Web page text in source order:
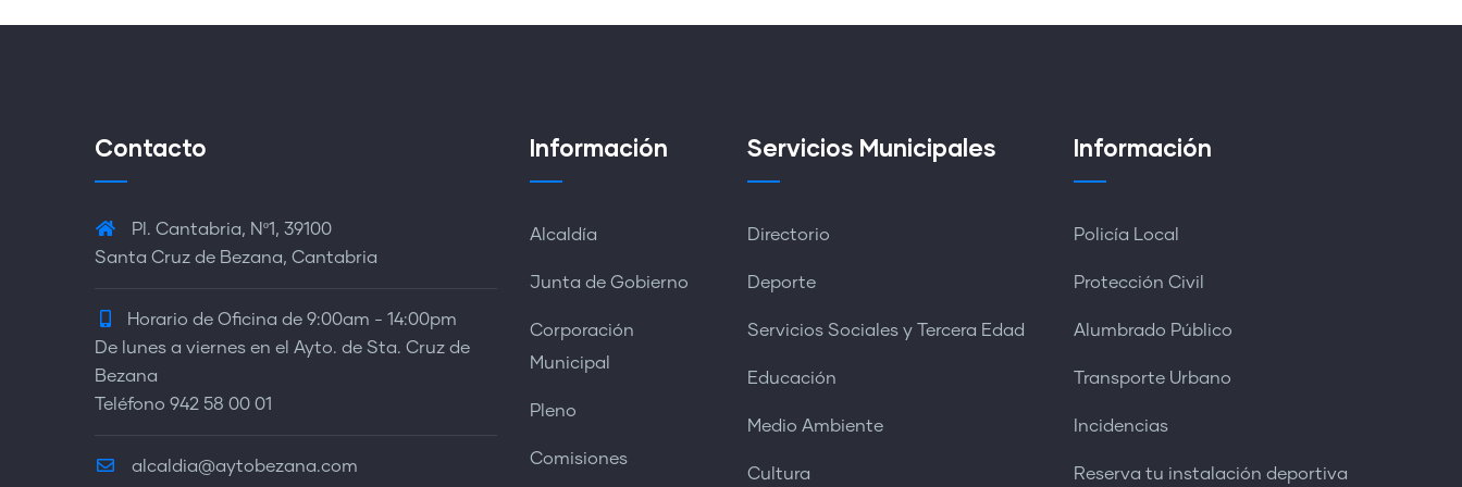
Contacto
Pl. Cantabria, Nº1, 39100
Santa Cruz de Bezana, Cantabria
Horario de Oficina de 9:00am - 14:00pm
De lunes a viernes en el Ayto. de Sta. Cruz de
Bezana
Teléfono 942 58 00 01
alcaldia@aytobezana.com
Información
Alcaldía
Junta de Gobierno
Corporación
Municipal
Pleno
Comisiones
Servicios Municipales
Directorio
Deporte
Servicios Sociales y Tercera Edad
Educación
Medio Ambiente
Cultura
Información
Policía Local
Protección Civil
Alumbrado Público
Transporte Urbano
Incidencias
Reserva tu instalación deportiva